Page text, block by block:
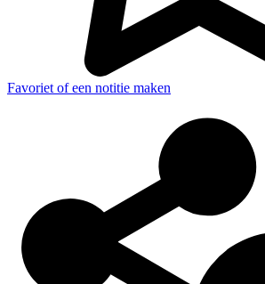
Favoriet of een notitie maken